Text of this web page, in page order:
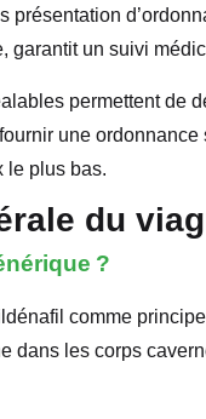
présentation
garantit un suivi
permettent de
une
le plus bas.
du
?
comme
dans les corps